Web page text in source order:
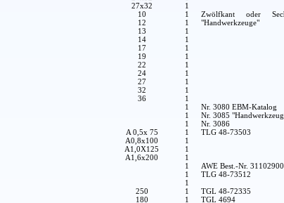
27x32
1
10
12
13
14
17
19
22
24
27
32
36
1
1
1
1
1
1
1
1
1
1
1
Zwölfkant oder
"Handwerkzeuge"
1
Nr. 3080 EBM-Katalog
1
Nr. 3085
1
Nr. 3086
A 0,5x 75
A0,8x100
A1,0X125
A1,6x200
1
1
1
1
TLG 48-73503
1
AWE Best.-Nr.
1
TLG 48-73512
1
250 1
TGL 48-72335
180 1
TGL 4694